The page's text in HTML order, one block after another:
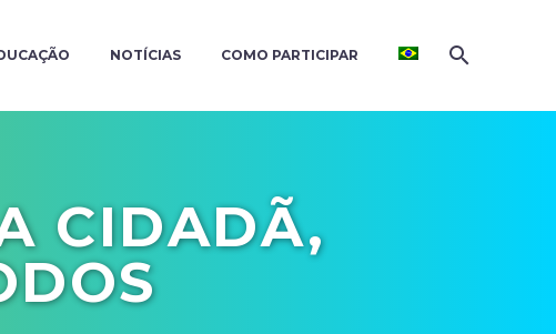
NOTÍCIAS COMO PARTICIPAR
CIDADÃ,